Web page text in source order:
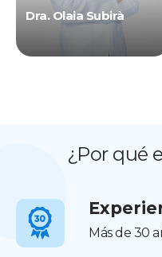
Dra. Olaia Subirà
¿Por qué
Más de 30